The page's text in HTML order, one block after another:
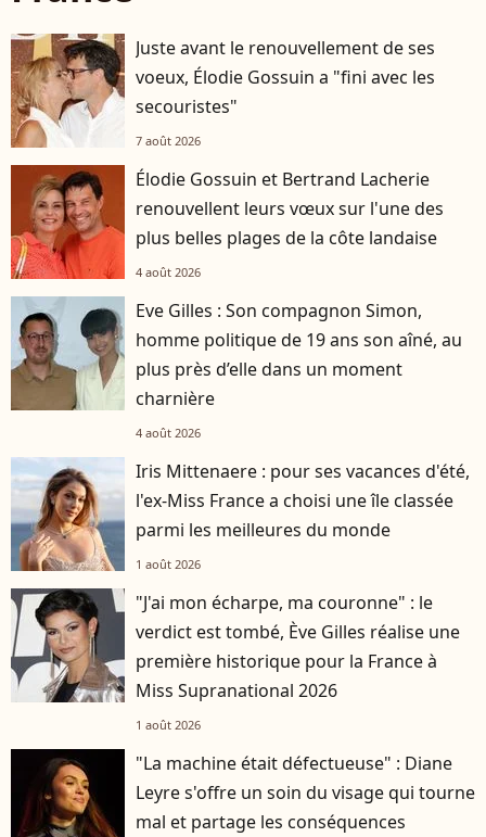
Juste avant le renouvellement de ses
voeux, Élodie Gossuin a "fini avec les
secouristes"
7 août 2026
Élodie Gossuin et Bertrand Lacherie
renouvellent leurs vœux sur l'une des
plus belles plages de la côte landaise
4 août 2026
Eve Gilles : Son compagnon Simon,
homme politique de 19 ans son aîné, au
plus près d’elle dans un moment
charnière
4 août 2026
Iris Mittenaere : pour ses vacances d'été,
l'ex-Miss France a choisi une île classée
parmi les meilleures du monde
1 août 2026
"J'ai mon écharpe, ma couronne" : le
verdict est tombé, Ève Gilles réalise une
première historique pour la France à
Miss Supranational 2026
1 août 2026
"La machine était défectueuse" : Diane
Leyre s'offre un soin du visage qui tourne
mal et partage les conséquences